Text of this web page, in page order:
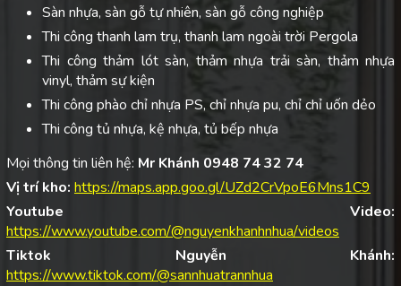
Sàn nhựa, sàn gỗ tự nhiên, sàn gỗ công nghiệp
Thi công thanh lam trụ, thanh lam ngoài trời Pergola
Thi công thảm lót sàn, thảm nhựa trải sàn, thảm nhựa
vinyl, thảm sự kiện
Thi công phào chỉ nhựa PS, chỉ nhựa pu, chỉ chỉ uốn dẻo
Thi công tủ nhựa, kệ nhựa, tủ bếp nhựa
Mọi thông tin liên hệ: Mr Khánh 0948 74 32 74
Vị trí kho: https://maps.app.goo.gl/UZd2CrVpoE6Mns1C9
Youtube Video:
https://www.youtube.com/@nguyenkhanhnhua/videos
Tiktok Nguyễn Khánh:
https://www.tiktok.com/@sannhuatrannhua